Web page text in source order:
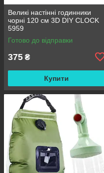
Великі настінні годинники
чорні 120 см 3D DIY CLOCK
5959
Готово до відправки
375 ₴
Купити